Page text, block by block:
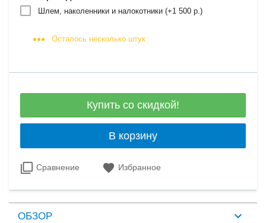
Шлем, наколенники и налокотники (+1 500 р.)
Осталось несколько штук
Купить со скидкой!
В корзину
Сравнение Избранное
ОБЗОР